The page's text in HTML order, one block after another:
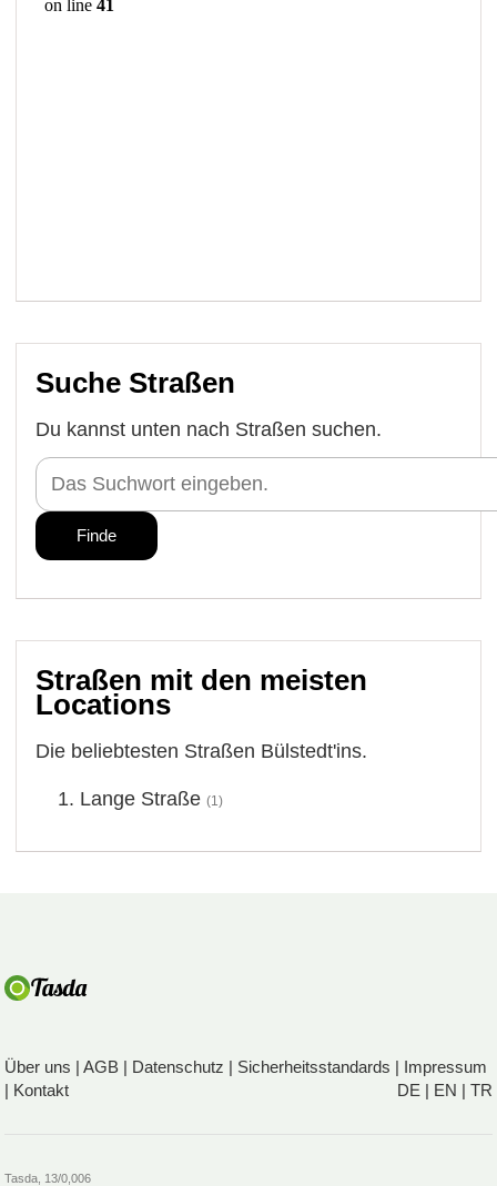
Suche Straßen
Du kannst unten nach Straßen suchen.
Straßen mit den meisten
Locations
Die beliebtesten Straßen Bülstedt'ins.
Lange Straße (1)
Über uns |AGB Datenschutz Sicherheitsstandards
Impressum
Kontakt DE| EN TR
Tasda, 13/0,006